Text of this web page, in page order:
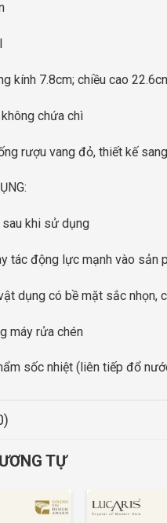
kính 7.8cm; chiều cao
chứa chì
rượu vang đỏ, thiết kế
khi sử dụng
tác động lực mạnh vào sản
dụng có bề mặt sắc nhọn,
máy rửa chén
sốc nhiệt (liên tiếp đổ
TỰ